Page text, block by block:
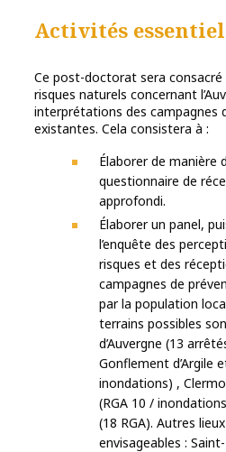
Activités
Ce post-doctorat sera consacré
risques naturels concernant
interprétations des campagnes
existantes. Cela consistera à :
Élaborer de manière
questionnaire de
approfondi.
Élaborer un panel,
l’enquête des
risques et des
campagnes de
par la population
terrains possibles
d’Auvergne (13
Gonflement d’Argile
inondations) ,
(RGA 10 /
(18 RGA). Autres
envisageables :